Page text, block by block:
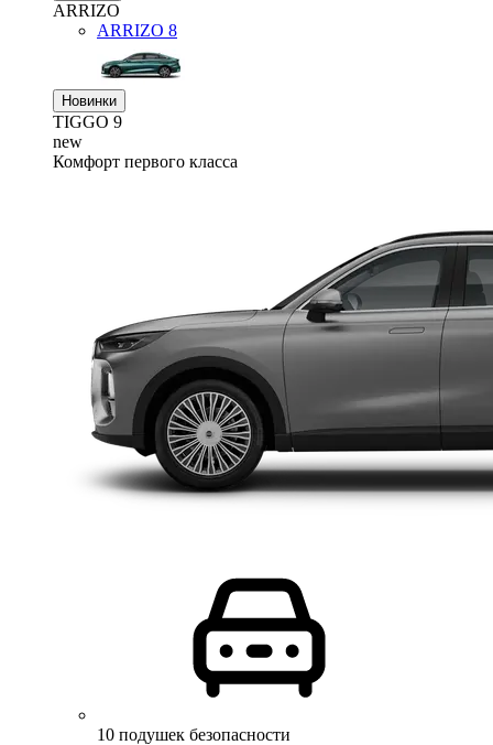
ARRIZO
ARRIZO 8
Новинки
TIGGO 9
new
Комфорт первого класса
10 подушек безопасности